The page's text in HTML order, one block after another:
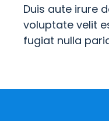
Duis aute irure
voluptate velit
fugiat nulla